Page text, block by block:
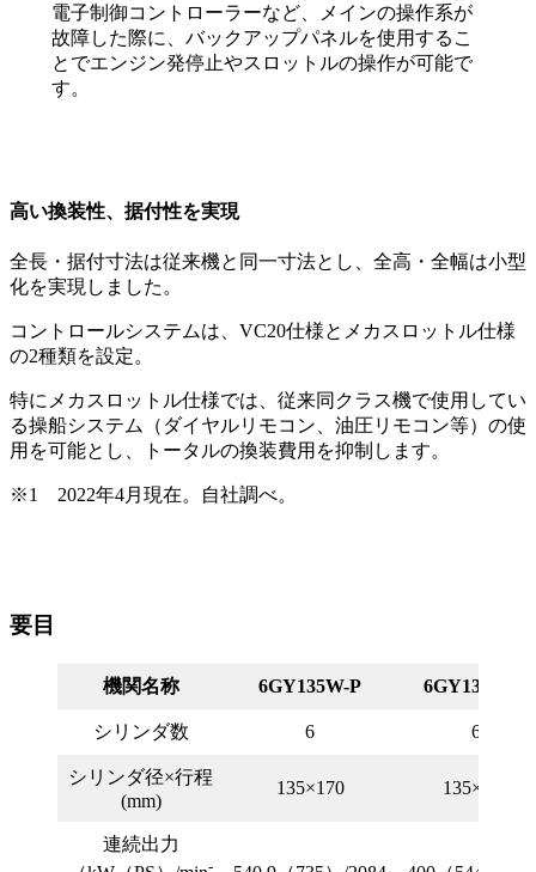
電子制御コントローラーなど、メインの操作系が
故障した際に、バックアップパネルを使用するこ
とでエンジン発停止やスロットルの操作が可能で
す。
高い換装性、据付性を実現
全長・据付寸法は従来機と同一寸法とし、全高・全幅は小型
化を実現しました。
コントロールシステムは、VC20仕様とメカスロットル仕様
の2種類を設定。
特にメカスロットル仕様では、従来同クラス機で使用してい
る操船システム（ダイヤルリモコン、油圧リモコン等）の使
用を可能とし、トータルの換装費用を抑制します。
※1 2022年4月現在。自社調べ。
要目
機関名称 6GY135W-P 6GY135W-Q
シリンダ数 6 6
シリンダ径×行程
(mm)
135×170 135×170
連続出力
-